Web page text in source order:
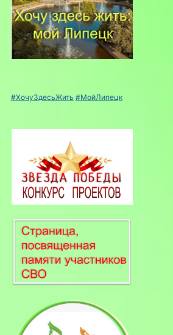
#ХочуЗдесьЖить #МойЛипецк